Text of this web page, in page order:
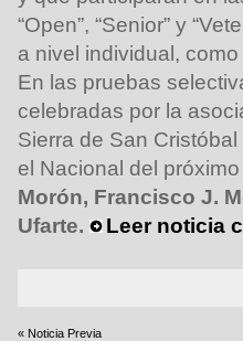
“Open”, “Senior” y
a nivel individual,
En las pruebas
celebradas por la
Sierra de San
el Nacional del
Morón, Francisco J.
Ufarte.
Leer noticia
« Noticia Previa